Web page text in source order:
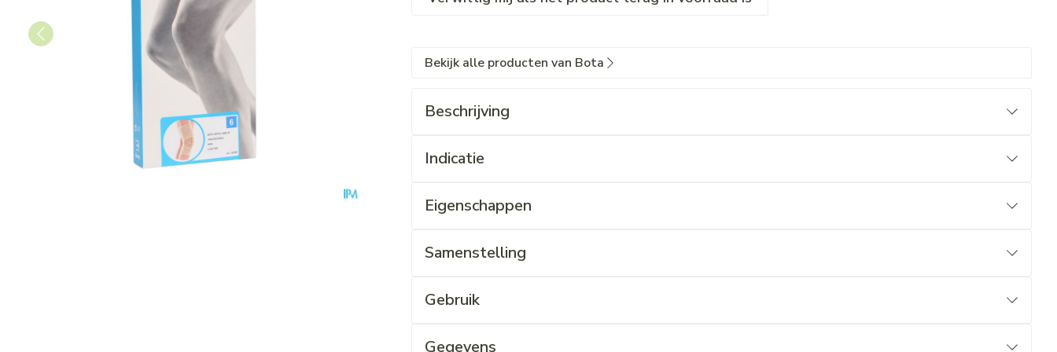
Bekijk alle producten van Bota
Beschrijving
Indicatie
Eigenschappen
Samenstelling
Gebruik
Gegevens